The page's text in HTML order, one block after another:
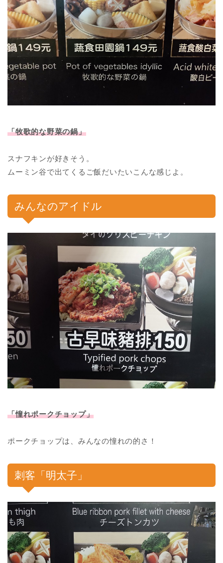
「牧歌的な野菜の鍋」
スナフキンが好きそう。
ムーミン谷で出てくるご飯だいたいこんな感じよ。
みんなのアイドル
「憧れポークチョップ」
ポークチョップは、みんなの憧れの的さ！
刺客「明太子」